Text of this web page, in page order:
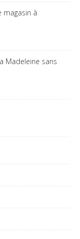
magasin à
Madeleine sans